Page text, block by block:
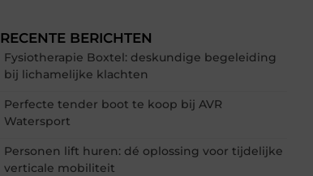
RECENTE BERICHTEN
Fysiotherapie Boxtel: deskundige begeleiding
bij lichamelijke klachten
Perfecte tender boot te koop bij AVR
Watersport
Personen lift huren: dé oplossing voor tijdelijke
verticale mobiliteit